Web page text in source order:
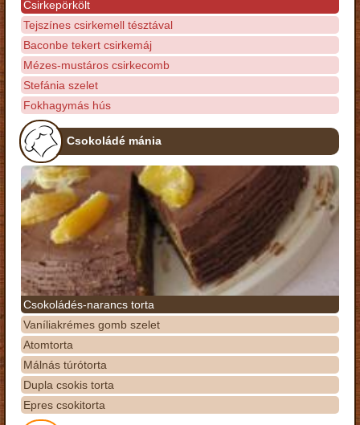
Csirkepörkölt
Tejszínes csirkemell tésztával
Baconbe tekert csirkemáj
Mézes-mustáros csirkecomb
Stefánia szelet
Fokhagymás hús
Csokoládé mánia
Csokoládés-narancs torta
Vaníliakrémes gomb szelet
Atomtorta
Málnás túrótorta
Dupla csokis torta
Epres csokitorta